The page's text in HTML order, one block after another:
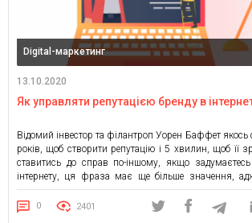
Digital-маркетинг
13.10.2020
Як управляти репутацією бренду в
Відомий інвестор та філантроп Уорен Баффет якось
років, щоб створити репутацію і 5 хвилин, щоб її
ставитись до справ по-іншому, якщо
інтернету, ця фраза має ще більше значення,
репутацію в онлайні вистачить і 1 хвилини.
сформований […]
0 2401